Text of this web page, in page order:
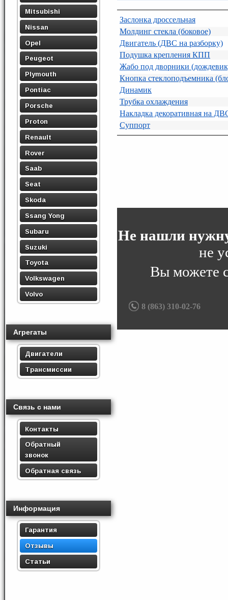
Mitsubishi
Nissan
Opel
Peugeot
Plymouth
Pontiac
Porsche
Proton
Renault
Rover
Saab
Seat
Skoda
Ssang Yong
Subaru
Suzuki
Toyota
Volkswagen
Volvo
Агрегаты
Двигатели
Трансмиссии
Связь с нами
Контакты
Обратный
звонок
Обратная связь
Информация
Гарантия
Отзывы
Статьи
Заслонка дроссельная
Молдинг стекла (боковое)
Двигатель (ДВС на разборку)
Подушка крепления КПП
Жабо под дворники
Кнопка стеклоподъемника
Динамик
Трубка охлаждения
Накладка декоративная на
Суппорт
Не нашли
не
Вы можете
8 (863) 310-02-76